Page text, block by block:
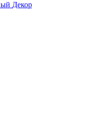
Декор